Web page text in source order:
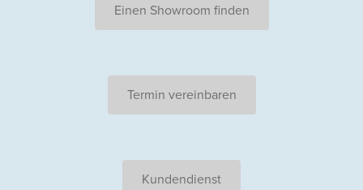
Einen Showroom finden
Termin vereinbaren
Kundendienst